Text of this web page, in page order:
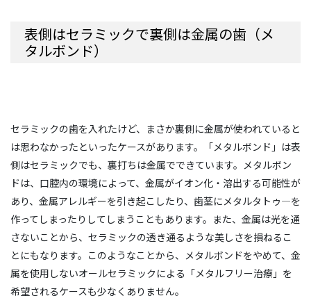
表側はセラミックで裏側は金属の歯（メ
タルボンド）
セラミックの歯を入れたけど、まさか裏側に金属が使われていると
は思わなかったといったケースがあります。「メタルボンド」は表
側はセラミックでも、裏打ちは金属でできています。メタルボン
ドは、口腔内の環境によって、金属がイオン化・溶出する可能性が
あり、金属アレルギーを引き起こしたり、歯茎にメタルタトゥ―を
作ってしまったりしてしまうこともあります。また、金属は光を通
さないことから、セラミックの透き通るような美しさを損ねるこ
とにもなります。このようなことから、メタルボンドをやめて、金
属を使用しないオールセラミックによる「メタルフリー治療」を
希望されるケースも少なくありません。